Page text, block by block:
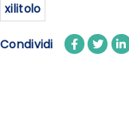
xilitolo
Condividi